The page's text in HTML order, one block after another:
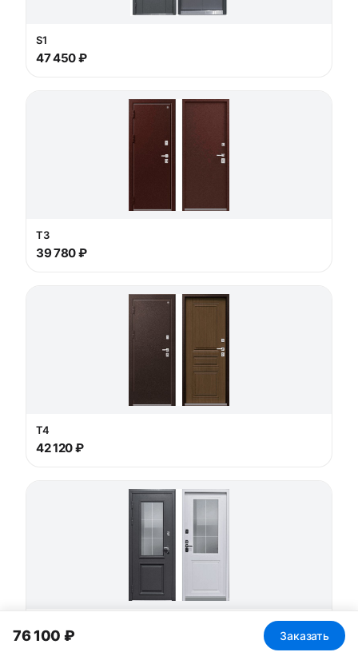
S1
47 450 ₽
T3
39 780 ₽
T4
42 120 ₽
74 750 ₽
76 100 ₽ Заказать